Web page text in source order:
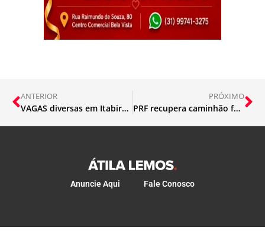
ANTERIOR
VAGAS diversas em Itabira, Mariana e Brumadinho
PRÓXIMO
PRF recupera caminhão furtado e prende caminhoneiro na BR-381
Anuncie Aqui Fale Conosco